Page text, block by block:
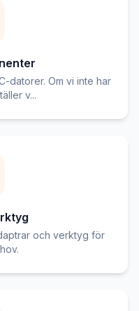
datorer. Om vi inte har
v...
och verktyg för